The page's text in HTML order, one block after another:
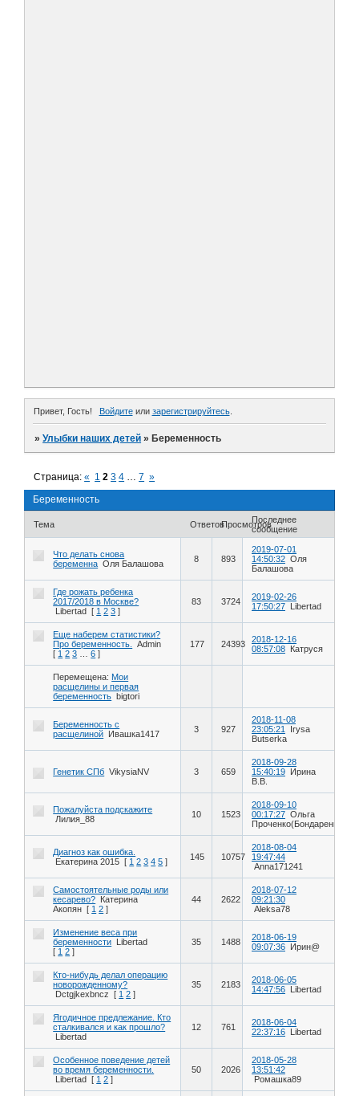
Привет, Гость! Войдитеили зарегистрируйтесь.
»Улыбки наших детей » Беременность
Беременность
Страница:« 1 2 3 4 … 7 »
Тема ОтветовПросмотровПоследнее
сообщение
Что делать снова
беременна Оля Балашова 8 893
2019-07-01
14:50:32 Оля
Балашова
Где рожать ребенка
2017/2018 в Москве?
Libertad [ 1 2 3 ]
83 3724
2019-02-26
17:50:27 Libertad
Еще наберем статистики?
Про беременность.
Admin
[ 1 2 3 6 ]
177 24393
2018-12-16
08:57:08 Катруся
Перемещена: Мои
расщелины и первая
беременность bigtori
Беременность с
расщелиной Ивашка1417 3 927
2018-11-08
23:05:21
Irysa
Butserka
Генетик СПб VikysiaNV 3 659
2018-09-28
15:40:19 Ирина
В.В.
Пожалуйста подскажите
Лилия_88
10 1523
2018-09-10
00:17:27 Ольга
Проченко(Бондаренко
Диагноз как ошибка.
Екатерина 2015 [ 1 2 3 4 5 ] 145 10757
2018-08-04
19:47:44
Anna171241
Самостоятельные роды или
кесарево? Катерина
Акопян [ 1 2 ]
44 2622
2018-07-12
09:21:30
Aleksa78
Изменение веса при
беременности Libertad
[ 1 2 ]
35 1488
2018-06-19
09:07:36 Ирин@
Кто-нибудь делал операцию
новорожденному?
Dctgjkexbncz
[ 1 2 ]
35 2183
2018-06-05
14:47:56 Libertad
Ягодичное предлежание. Кто
сталкивался и как прошло?
Libertad
12 761
2018-06-04
22:37:16 Libertad
Особенное поведение детей
во время беременности.
Libertad [ 1 2 ]
50 2026
2018-05-28
13:51:42
Ромашка89